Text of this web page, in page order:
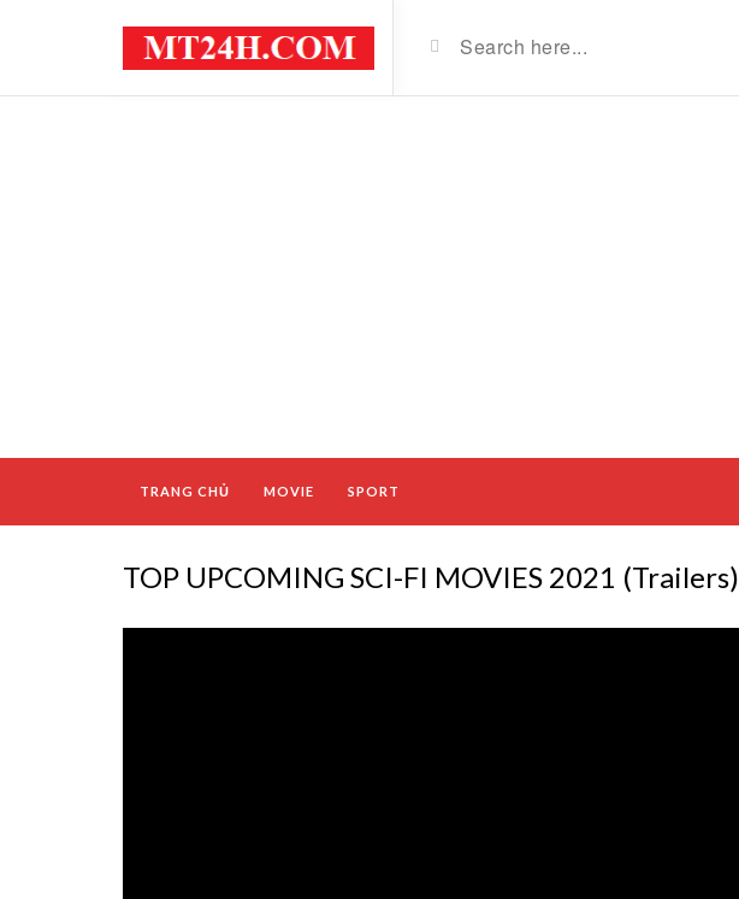
TRANG CHỦ MOVIE SPORT
TOP UPCOMING SCI-FI MOVIES 2021 (Trailers)